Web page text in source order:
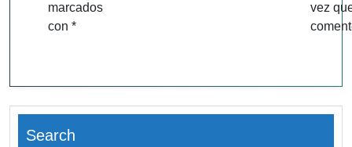
marcados
con *
vez
Search